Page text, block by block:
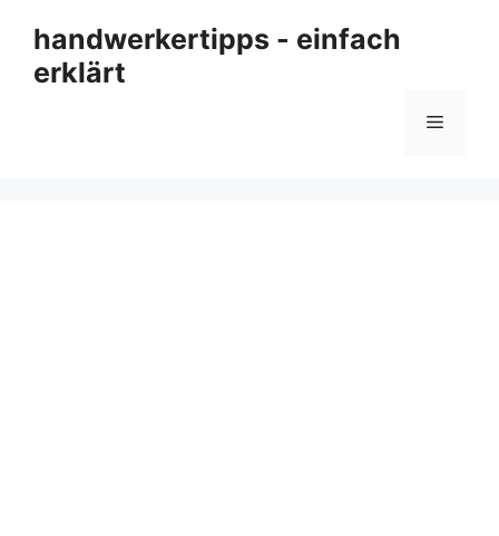
Inhalt
springen
handwerkertipps - einfach
erklärt
Menü